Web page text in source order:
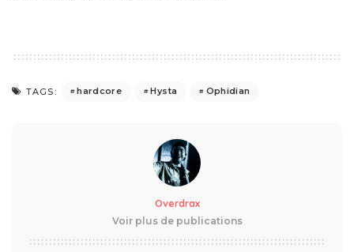
TAGS: hardcore Hysta Ophidian
Overdrax
Voir plus de publications